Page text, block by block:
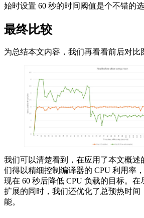
始时设置 60 秒的时间阈值是个不错的选
最终比较
为总结本文内容，我们再看看前后对比
我们可以清楚看到，在应用了本文概述
们得以精细控制编译器的 CPU 利用率
现在 60 秒后降低 CPU 负载的目标。
扩展的同时，我们还优化了总预热时间
能。